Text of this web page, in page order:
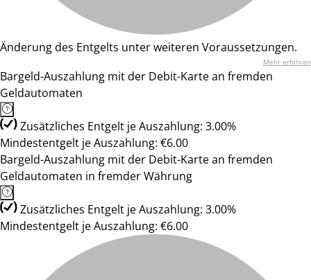
Änderung des Entgelts unter weiteren Voraussetzungen.
Mehr erfahren
Bargeld-Auszahlung mit der Debit-Karte an fremden
Geldautomaten
Zusätzliches Entgelt je Auszahlung: 3.00%
Mindestentgelt je Auszahlung: €6.00
Bargeld-Auszahlung mit der Debit-Karte an fremden
Geldautomaten in fremder Währung
Zusätzliches Entgelt je Auszahlung: 3.00%
Mindestentgelt je Auszahlung: €6.00